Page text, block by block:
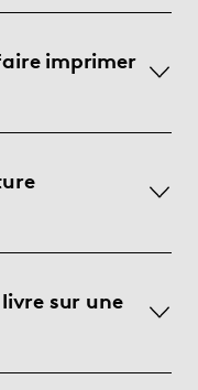
imprimer
sur une